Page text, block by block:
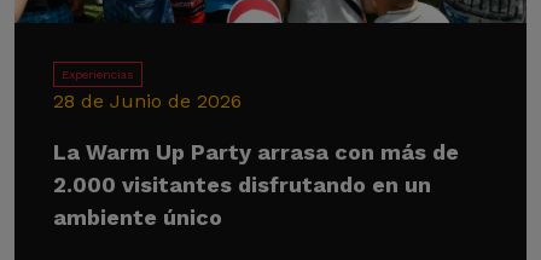
Experiencias
28 de Junio de 2026
La Warm Up Party arrasa con más de
2.000 visitantes disfrutando en un
ambiente único